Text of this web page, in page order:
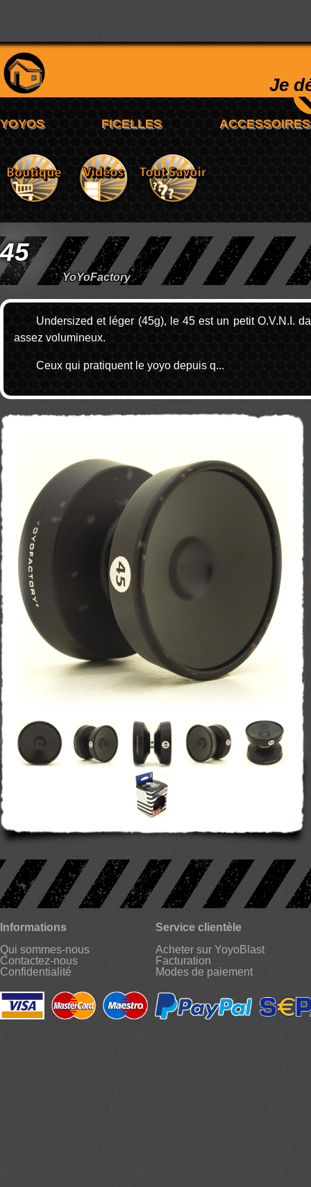
Je
45
YoYoFactory
Undersized et léger (45g), le 45 est un petit O.V.N.I.
assez volumineux.
Ceux qui pratiquent le yoyo depuis q...
Informations
Qui sommes-nous
Contactez-nous
Confidentialité
Service clientèle
Acheter sur YoyoBlast
Facturation
Modes de paiement